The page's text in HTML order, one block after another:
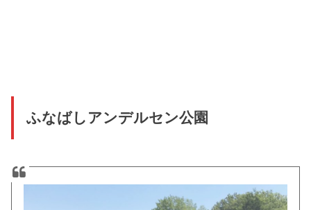
ふなばしアンデルセン公園